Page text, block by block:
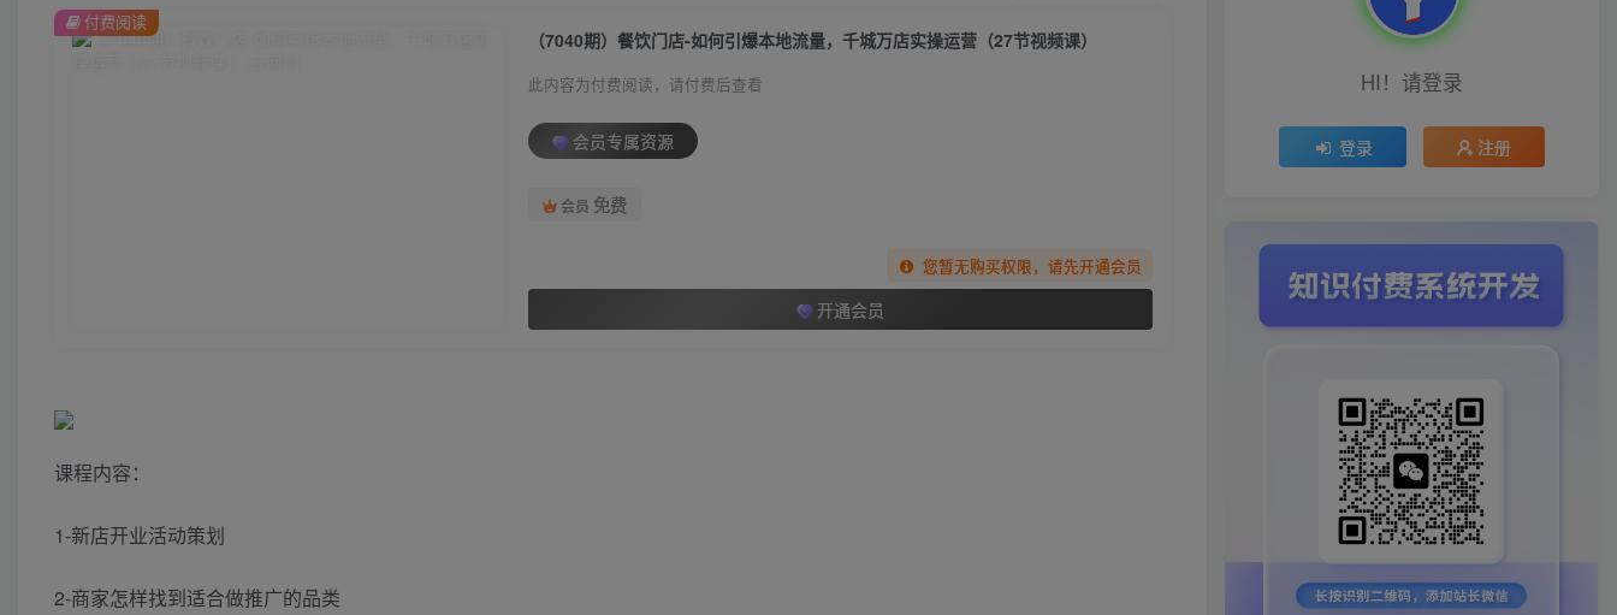
（7040期）餐饮门店-如何引爆本地流量，千城万店实操运营（27节视频课）
此内容为付费阅读，请付费后查看
会员专属资源
会员 免费
您暂无购买权限，请先开通会员
开通会员
付费阅读
课程内容：
1-新店开业活动策划
2-商家怎样找到适合做推广的品类
HI！请登录
登录 注册